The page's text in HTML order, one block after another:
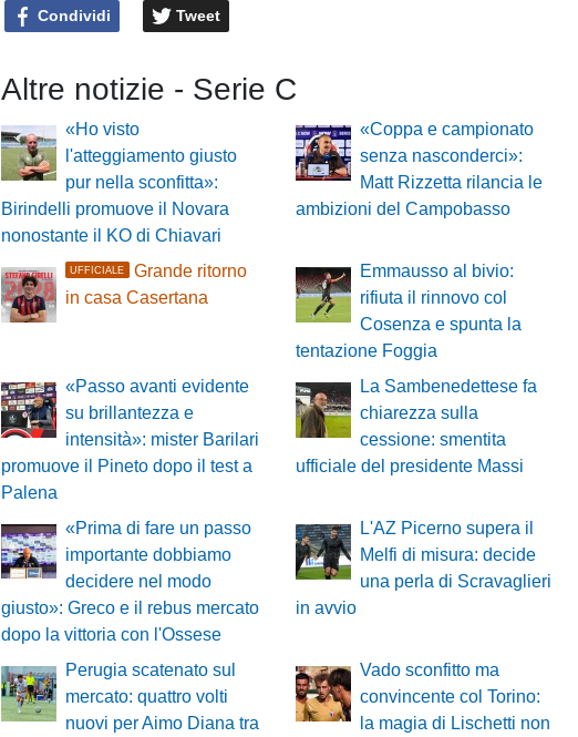
Condividi Tweet
Altre notizie - Serie C
«Ho visto
l'atteggiamento giusto
pur nella sconfitta»:
Birindelli promuove il Novara
nonostante il KO di Chiavari
«Coppa e campionato
senza nasconderci»:
Matt Rizzetta rilancia le
ambizioni del Campobasso
UFFICIALE
Grande ritorno
in casa Casertana
Emmausso al bivio:
rifiuta il rinnovo col
Cosenza e spunta la
tentazione Foggia
«Passo avanti evidente
su brillantezza e
intensità»: mister Barilari
promuove il Pineto dopo il test a
Palena
La Sambenedettese fa
chiarezza sulla
cessione: smentita
ufficiale del presidente Massi
«Prima di fare un passo
importante dobbiamo
decidere nel modo
giusto»: Greco e il rebus mercato
dopo la vittoria con l'Ossese
L'AZ Picerno supera il
Melfi di misura: decide
una perla di Scravaglieri
in avvio
Perugia scatenato sul
mercato: quattro volti
nuovi per Aimo Diana tra
Vado sconfitto ma
convincente col Torino:
la magia di Lischetti non